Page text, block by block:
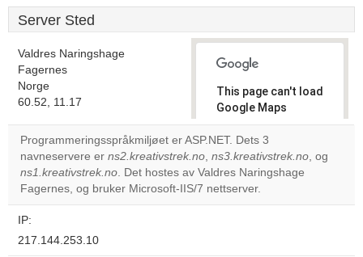
Server Sted
Valdres Naringshage
Fagernes
Norge
60.52, 11.17
This page can't load
Google Maps
correctly.
Do you
own this
website?
Programmeringsspråkmiljøet er ASP.NET. Dets 3
navneservere er ns2.kreativstrek.no, ns3.kreativstrek.no, og
ns1.kreativstrek.no. Det hostes av Valdres Naringshage
Fagernes, og bruker Microsoft-IIS/7 nettserver.
IP:
217.144.253.10